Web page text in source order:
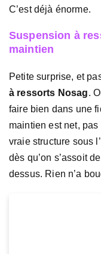
C’est déjà énorme.
Suspension à
maintien
Petite surprise, et
à ressorts Nosag.
faire bien dans une
maintien est net,
vraie structure sous
dès qu’on s’assoit
dessus. Rien n’a